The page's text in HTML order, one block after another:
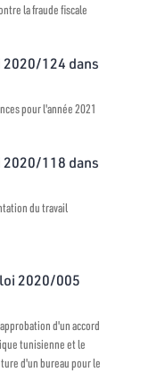
la fraude fiscale
124 dans
pour l'année 2021
118 dans
du travail
2020/005
d'un accord
tunisienne et le
d'un bureau pour le